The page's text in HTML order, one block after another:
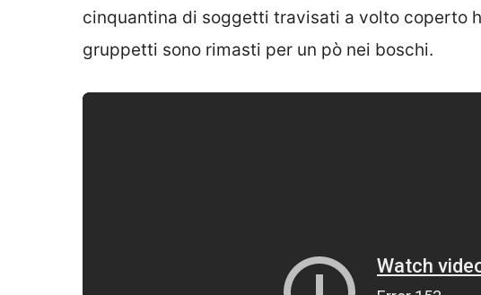
cinquantina di soggetti travisati a volto coperto
gruppetti sono rimasti per un pò nei boschi.